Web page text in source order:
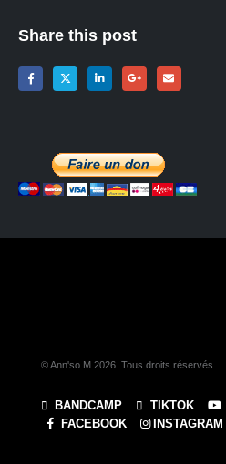
Share this post
© Ann'so M 2026. Tous droits réservés.
BANDCAMP TIKTOK
FACEBOOK
INSTAGRAM